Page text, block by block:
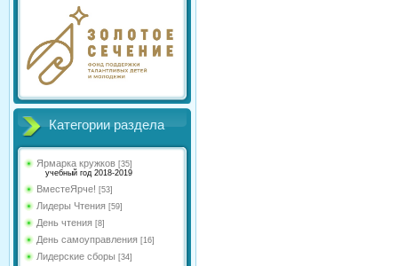
Категории раздела
Ярмарка кружков [35]
учебный год 2018-2019
ВместеЯрче! [53]
Лидеры Чтения [59]
День чтения [8]
День самоуправления [16]
Лидерские сборы [34]